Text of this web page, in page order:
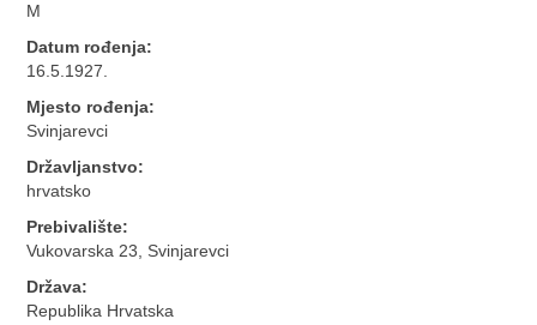
M
Datum rođenja:
16.5.1927.
Mjesto rođenja:
Svinjarevci
Državljanstvo:
hrvatsko
Prebivalište:
Vukovarska 23, Svinjarevci
Država:
Republika Hrvatska